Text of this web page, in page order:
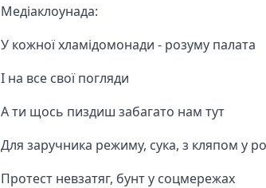
Медіаклоунада:
У кожної хламідомонади - розуму палата
І на все свої погляди
А ти щось пиздиш забагато нам тут
Для заручника режиму, сука, з кляпом у
Протест невзатяг, бунт у соцмережах